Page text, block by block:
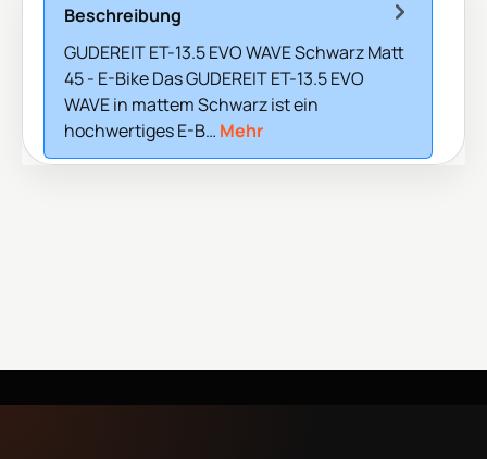
Beschreibung
GUDEREIT ET-13.5 EVO WAVE Schwarz Matt
45 - E-Bike Das GUDEREIT ET-13.5 EVO
WAVE in mattem Schwarz ist ein
hochwertiges E-B… Mehr